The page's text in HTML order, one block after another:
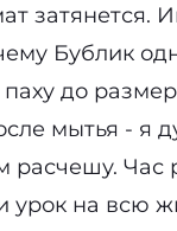
затянется.
Бублик
до
мытья - я
расчешу. Час
урок на всю